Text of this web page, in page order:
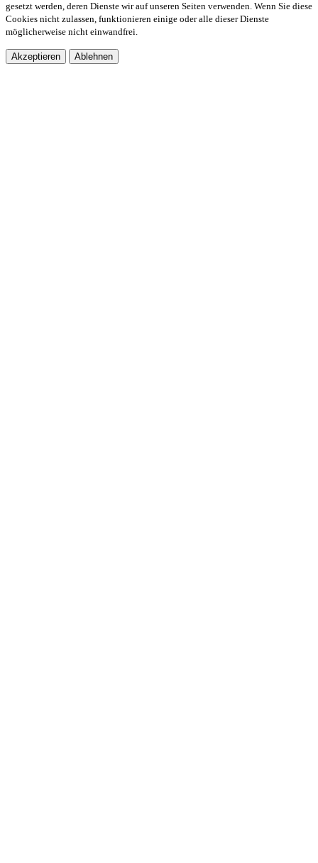
gesetzt werden, deren Dienste wir auf unseren Seiten verwenden. Wenn Sie diese
Cookies nicht zulassen, funktionieren einige oder alle dieser Dienste
möglicherweise nicht einwandfrei.
Akzeptieren Ablehnen